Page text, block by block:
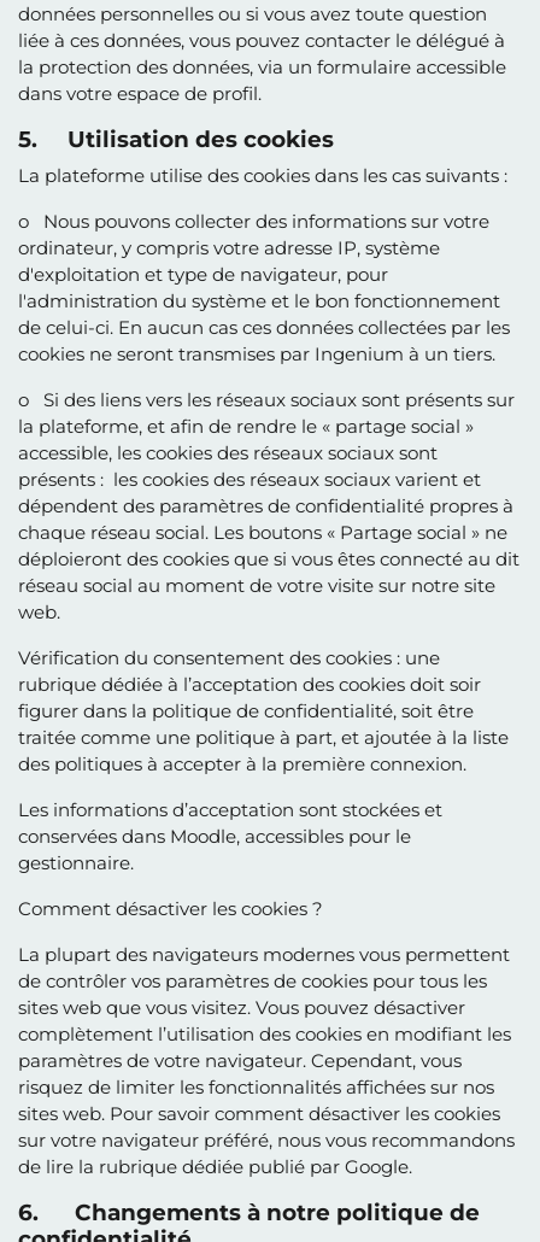
données personnelles ou si vous avez toute question
liée à ces données, vous pouvez contacter le délégué à
la protection des données, via un formulaire accessible
dans votre espace de profil.
5. Utilisation des cookies
La plateforme utilise des cookies dans les cas suivants :
o Nous pouvons collecter des informations sur votre
ordinateur, y compris votre adresse IP, système
d'exploitation et type de navigateur, pour
l'administration du système et le bon fonctionnement
de celui-ci. En aucun cas ces données collectées par les
cookies ne seront transmises par Ingenium à un tiers.
o Si des liens vers les réseaux sociaux sont présents sur
la plateforme, et afin de rendre le « partage social »
accessible, les cookies des réseaux sociaux sont
présents : les cookies des réseaux sociaux varient et
dépendent des paramètres de confidentialité propres à
chaque réseau social. Les boutons « Partage social » ne
déploieront des cookies que si vous êtes connecté au dit
réseau social au moment de votre visite sur notre site
web.
Vérification du consentement des cookies : une
rubrique dédiée à l’acceptation des cookies doit soir
figurer dans la politique de confidentialité, soit être
traitée comme une politique à part, et ajoutée à la liste
des politiques à accepter à la première connexion.
Les informations d’acceptation sont stockées et
conservées dans Moodle, accessibles pour le
gestionnaire.
Comment désactiver les cookies ?
La plupart des navigateurs modernes vous permettent
de contrôler vos paramètres de cookies pour tous les
sites web que vous visitez. Vous pouvez désactiver
complètement l’utilisation des cookies en modifiant les
paramètres de votre navigateur. Cependant, vous
risquez de limiter les fonctionnalités affichées sur nos
sites web. Pour savoir comment désactiver les cookies
sur votre navigateur préféré, nous vous recommandons
de lire la rubrique dédiée publié par Google.
6. Changements à notre politique de